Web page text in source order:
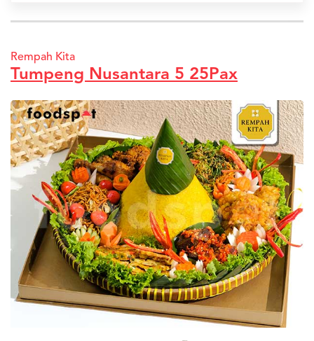
Rempah Kita
Tumpeng Nusantara 5 25Pax